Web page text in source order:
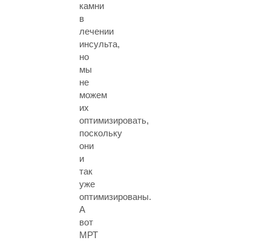
камни
в
лечении
инсульта,
но
мы
не
можем
их
оптимизировать,
поскольку
они
и
так
уже
оптимизированы.
А
вот
МРТ